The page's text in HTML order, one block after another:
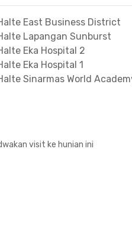
East Business District
Lapangan Sunburst
Eka Hospital 2
Eka Hospital 1
Sinarmas World
visit ke hunian ini